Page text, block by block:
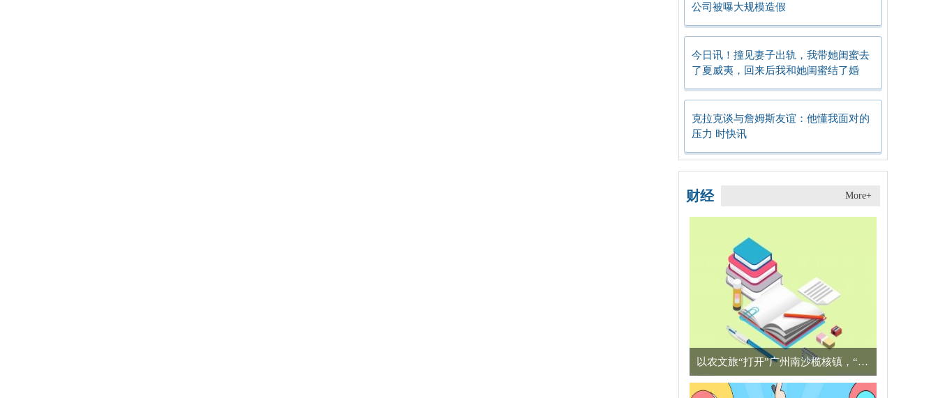
公司被曝大规模造假
今日讯！撞见妻子出轨，我带她闺蜜去
了夏威夷，回来后我和她闺蜜结了婚
克拉克谈与詹姆斯友谊：他懂我面对的
压力 时快讯
财经 More+
以农文旅“打开”广州南沙榄核镇，“星海故里”别有一番风味